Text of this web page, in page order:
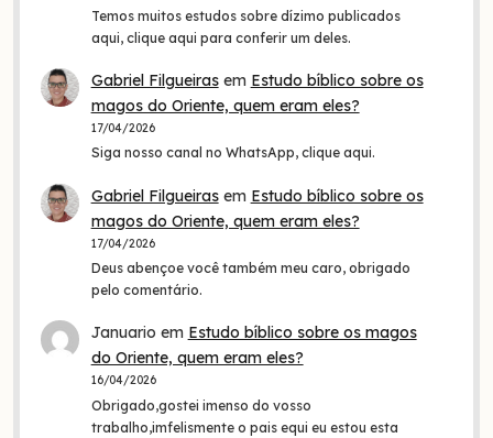
Temos muitos estudos sobre dízimo publicados
aqui, clique aqui para conferir um deles.
Gabriel Filgueirasem Estudo bíblico sobre os
magos do Oriente, quem eram eles?
17/04/2026
Siga nosso canal no WhatsApp, clique aqui.
Gabriel Filgueirasem Estudo bíblico sobre os
magos do Oriente, quem eram eles?
17/04/2026
Deus abençoe você também meu caro, obrigado
pelo comentário.
Januario em Estudo bíblico sobre os magos
do Oriente, quem eram eles?
16/04/2026
Obrigado,gostei imenso do vosso
trabalho,imfelismente o pais equi eu estou esta